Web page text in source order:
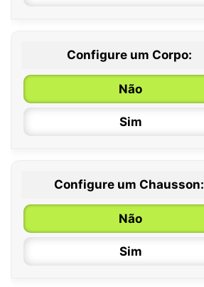
Configure um Corpo:
Não
Sim
0 / 6 meses
6 / 12 meses
12 / 18 meses
Configure um Chausson:
Não
Sim